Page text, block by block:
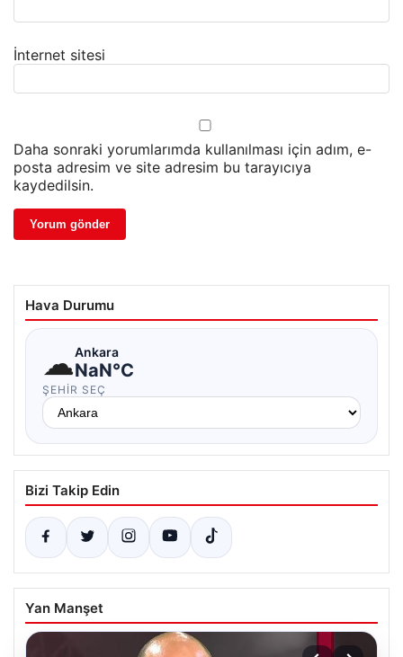
İnternet sitesi
Daha sonraki yorumlarımda kullanılması için adım, e-
posta adresim ve site adresim bu tarayıcıya
kaydedilsin.
Hava Durumu
☁Ankara
NaN°C
ŞEHIR SEÇ
Bizi Takip Edin
Yan Manşet